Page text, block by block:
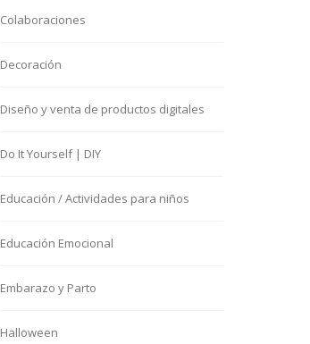
Colaboraciones
Decoración
Diseño y venta de productos digitales
Do It Yourself | DIY
Educación / Actividades para niños
Educación Emocional
Embarazo y Parto
Halloween